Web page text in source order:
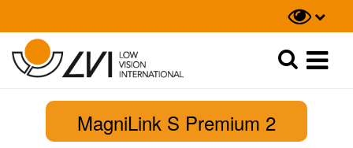
Suche
MagniLink S Premium 2